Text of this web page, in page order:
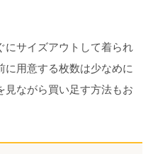
にサイズアウトして着られ
に用意する枚数は少なめに
見ながら買い足す方法もお